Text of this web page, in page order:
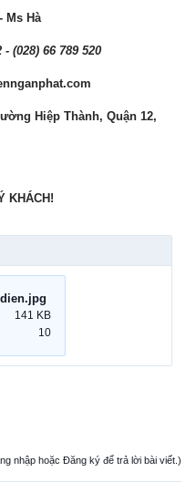
Ms Hà
- (028) 66 789 520
Hiệp Thành, Quận 12,
KHÁCH!
141 KB
10
nhập hoặc Đăng ký để trả lời bài viết.)